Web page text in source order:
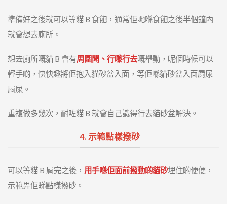
準備好之後就可以等貓 B 食飽，通常佢哋喺食飽之後半個鐘內
就會想去廁所。
想去廁所嘅貓 B 會有周圍聞、行嚟行去嘅舉動，呢個時候可以
輕手啲，快快趣將佢抱入貓砂盆入面，等佢喺貓砂盆入面屙尿
屙屎。
重複做多幾次，耐咗貓 B 就會自己識得行去貓砂盆解決。
4. 示範點樣撥砂
可以等貓 B 屙完之後， 用手喺佢面前撥動啲貓砂埋住啲便便，
示範畀佢睇點樣撥砂。